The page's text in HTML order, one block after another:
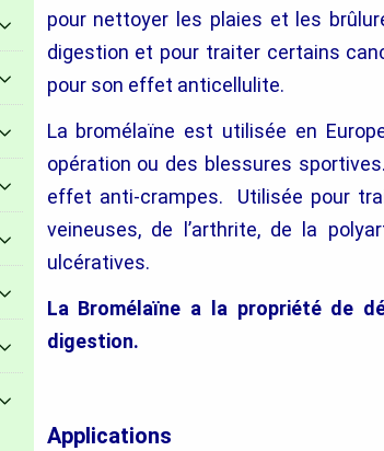
pour nettoyer les plaies et les
digestion et pour traiter certains
pour son effet anticellulite.
La bromélaïne est utilisée en
opération ou des blessures
effet anti-crampes. Utilisée pour
veineuses, de l’arthrite, de la
ulcératives.
La Bromélaïne a la propriété de
digestion.
Applications